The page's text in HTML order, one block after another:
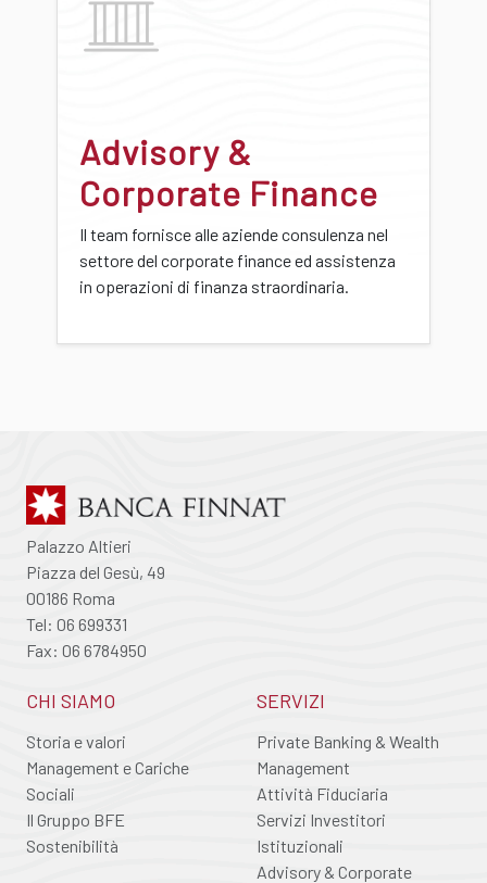
Advisory &
Corporate Finance
Il team fornisce alle aziende consulenza nel
settore del corporate finance ed assistenza
in operazioni di finanza straordinaria.
Palazzo Altieri
Piazza del Gesù, 49
00186 Roma
Tel: 06 699331
Fax: 06 6784950
CHI SIAMO
Storia e valori
Management e Cariche
Sociali
Il Gruppo BFE
Sostenibilità
SERVIZI
Private Banking & Wealth
Management
Attività Fiduciaria
Servizi Investitori
Istituzionali
Advisory & Corporate